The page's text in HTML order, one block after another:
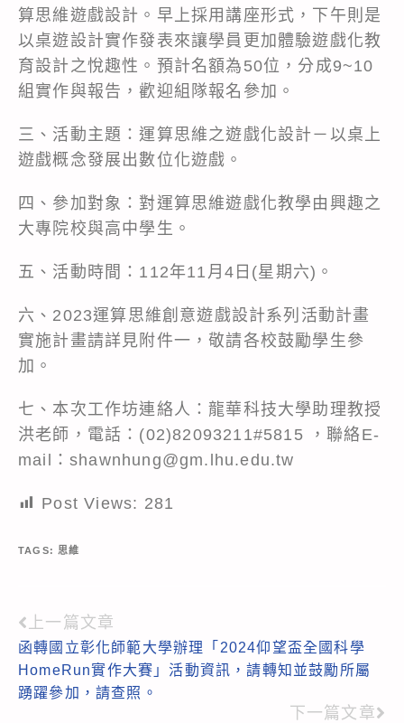
算思維遊戲設計。早上採用講座形式，下午則是
以桌遊設計實作發表來讓學員更加體驗遊戲化教
育設計之悅趣性。預計名額為50位，分成9~10
組實作與報告，歡迎組隊報名參加。
三、活動主題：運算思維之遊戲化設計－以桌上
遊戲概念發展出數位化遊戲。
四、參加對象：對運算思維遊戲化教學由興趣之
大專院校與高中學生。
五、活動時間：112年11月4日(星期六)。
六、2023運算思維創意遊戲設計系列活動計畫
實施計畫請詳見附件一，敬請各校鼓勵學生參
加。
七、本次工作坊連絡人：龍華科技大學助理教授
洪老師，電話：(02)82093211#5815 ，聯絡E-
mail：shawnhung@gm.lhu.edu.tw
Post Views: 281
TAGS: 思維
Read
more
articles
上一篇文章
函轉國立彰化師範大學辦理「2024仰望盃全國科學
HomeRun實作大賽」活動資訊，請轉知並鼓勵所屬
踴躍參加，請查照。
下一篇文章